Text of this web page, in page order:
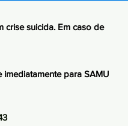
crise suicida. Em caso de
para SAMU